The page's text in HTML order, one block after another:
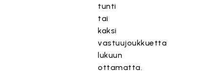
tunti
tai
kaksi
vastuujoukkuetta
lukuun
ottamatta.